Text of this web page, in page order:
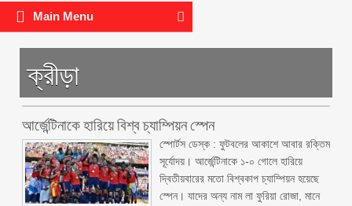
Main Menu
ক্রীড়া
আর্জেন্টিনাকে হারিয়ে বিশ্ব চ্যাম্পিয়ন স্পেন
স্পোর্টস ডেস্ক : ফুটবলের আকাশে আবার রক্তিম
সূর্যোদয়। আর্জেন্টিনাকে ১-০ গোলে হারিয়ে
দ্বিতীয়বারের মতো বিশ্বকাপ চ্যাম্পিয়ন হয়েছে
স্পেন। যাদের অন্য নাম লা ফুরিয়া রোজা, মানে